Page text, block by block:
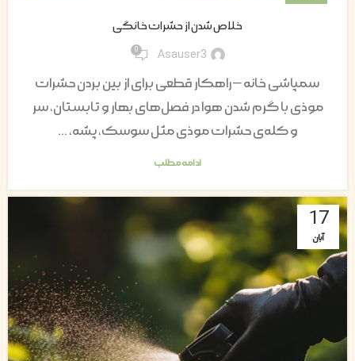
خلاص شدن از حشرات خانگی
Asauser3
0
سمپاشی خانه – راهکار قطعی برای از بین بردن حشرات
موذی با گرم شدن هوا در فصل‌های بهار و تابستان، سر
و کله‌ی حشرات موذی مثل سوسک، پشه، ...
ادامه مطلب
17
آبان